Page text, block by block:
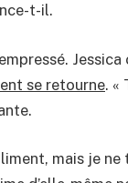
t-il.
se retourne. «
mais je